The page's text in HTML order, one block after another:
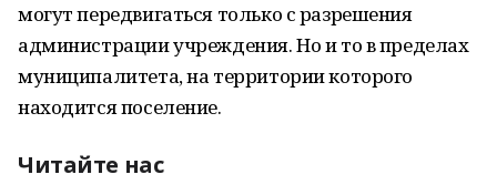
могут передвигаться только с разрешения
администрации учреждения. Но и то в пределах
муниципалитета, на территории которого
находится поселение.
Читайте нас